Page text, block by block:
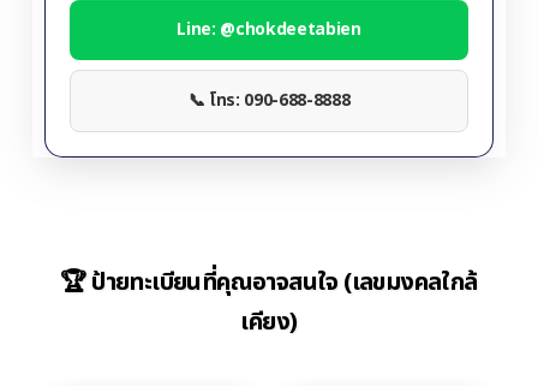
Line: @chokdeetabien
📞 โทร: 090-688-8888
🏆 ป้ายทะเบียนที่คุณอาจสนใจ (เลขมงคลใกล้
เคียง)